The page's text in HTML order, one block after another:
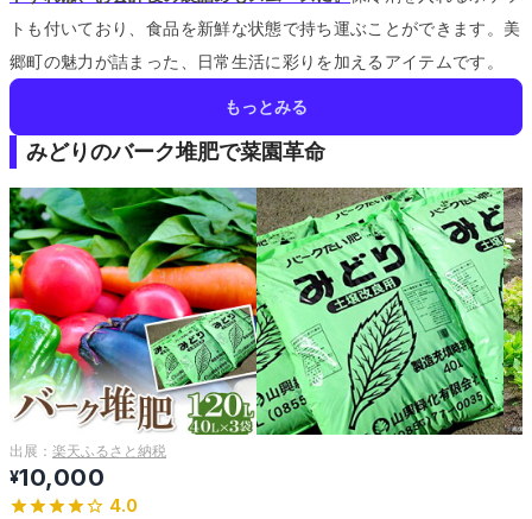
トも付いており、食品を新鮮な状態で持ち運ぶことができます。 美
郷町の魅力が詰まった、日常生活に彩りを加えるアイテムです。
もっとみる
みどりのバーク堆肥で菜園革命
出展： 楽天ふるさと納税
¥10,000
4.0